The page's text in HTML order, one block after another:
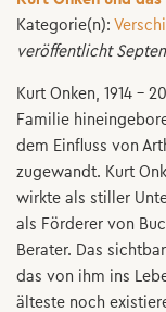
Kategorie(n):
veröffentlicht
Kurt Onken, 1914 –
Familie
dem Einfluss von
zugewandt. Kurt
wirkte als stiller
als Förderer von
Berater. Das
das von ihm ins
älteste noch